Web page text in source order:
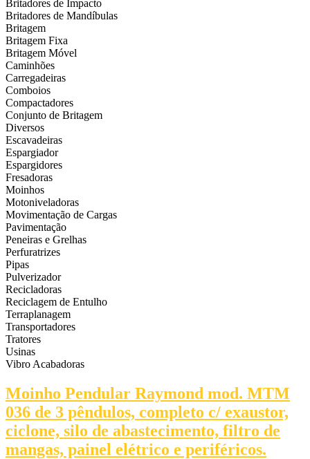
Britadores de Impacto
Britadores de Mandíbulas
Britagem
Britagem Fixa
Britagem Móvel
Caminhões
Carregadeiras
Comboios
Compactadores
Conjunto de Britagem
Diversos
Escavadeiras
Espargiador
Espargidores
Fresadoras
Moinhos
Motoniveladoras
Movimentação de Cargas
Pavimentação
Peneiras e Grelhas
Perfuratrizes
Pipas
Pulverizador
Recicladoras
Reciclagem de Entulho
Terraplanagem
Transportadores
Tratores
Usinas
Vibro Acabadoras
Moinho Pendular Raymond mod. MTM
036 de 3 pêndulos, completo c/ exaustor,
ciclone, silo de abastecimento, filtro de
mangas, painel elétrico e periféricos.